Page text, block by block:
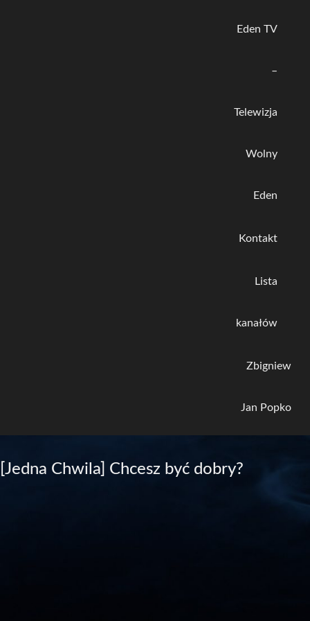
Eden TV
–
Telewizja
Wolny
Eden
Kontakt
Lista
kanałów
Zbigniew
Jan Popko
[Jedna Chwila] Chcesz być dobry?